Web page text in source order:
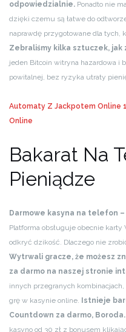
odpowiedzialnie. Ponadto nie
dzięki czemu są łatwe do
naprawdę przygotowane dla tych,
Zebraliśmy kilka sztuczek, jak
jeden Bitcoin witryna hazardowa i
powitalnej, bez ryzyka utraty
Automaty Z Jackpotem Online
Online
Bakarat Na
Pieniądze
Darmowe kasyna na telefon
Platforma obsługuje obecnie
odkryć dzikość. Dlaczego nie
Wytrwali gracze, że możesz
za darmo na naszej stronie
innych przegranych
grę w kasynie online.
Istnieje
Countdown za darmo, Boroda.
kasyno od 30 zł z bonusem